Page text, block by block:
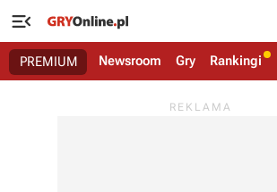

PREMIUM Newsroom Gry Rankingi